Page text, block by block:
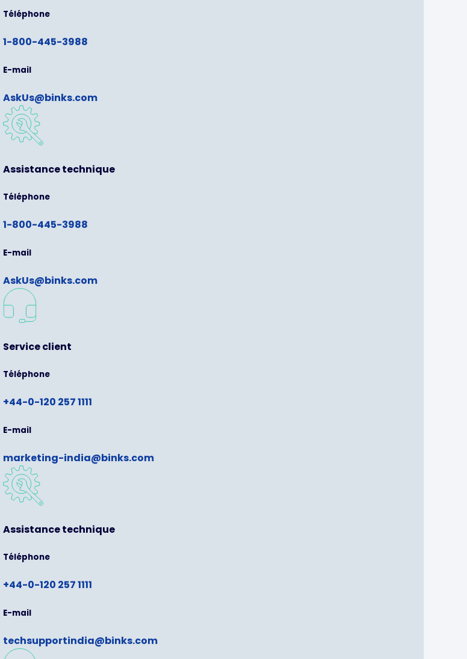
Téléphone
1-800-445-3988
E-mail
AskUs@binks.com
Assistance technique
Téléphone
1-800-445-3988
E-mail
AskUs@binks.com
Service client
Téléphone
+44-0-120 257 1111
E-mail
marketing-india@binks.com
Assistance technique
Téléphone
+44-0-120 257 1111
E-mail
techsupportindia@binks.com